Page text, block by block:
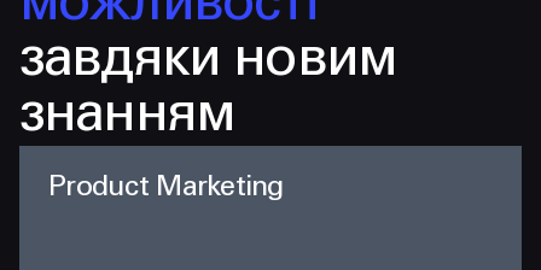
завдяки новим
знанням
Product Marketing